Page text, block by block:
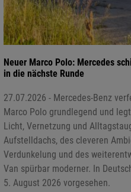
Neuer Marco Polo: Mercedes
in die nächste Runde
27.07.2026 - Mercedes-Benz
Marco Polo grundlegend und
Licht, Vernetzung und
Aufstelldachs, des cleveren
Verdunkelung und des
Van spürbar moderner. In
5. August 2026 vorgesehen.